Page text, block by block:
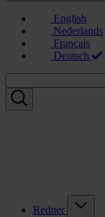
English
Nederlands
Français
Deutsch
Redner